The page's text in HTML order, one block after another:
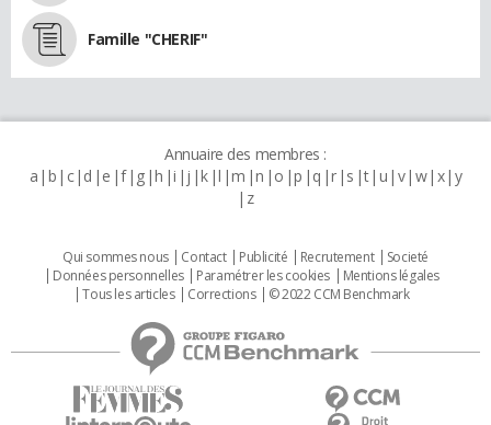
Famille "CHERIF"
Annuaire des membres :
a b c d e f g h i j k l m n o p q r s t u v w x y
z
Qui sommes nous Contact Publicité Recrutement
Societé
Données personnelles
Paramétrer les cookies
Mentions légales
Tous les articles
Corrections © 2022 CCM Benchmark